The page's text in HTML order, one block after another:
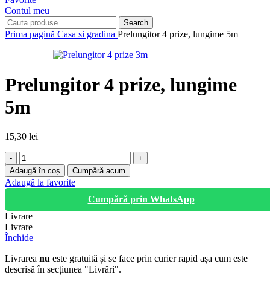
Contul meu
Search
Prima pagină Casa si gradina Prelungitor 4 prize, lungime 5m
Prelungitor 4 prize, lungime
5m
15,30 lei
Cantitate
Prelungitor
4
prize,
5m
Adaugă în coș Cumpără acum
Adaugă la favorite
Cumpără prin WhatsApp
Livrare
Livrare
Închide
Livrarea nu este gratuită și se face prin curier rapid așa cum este
descrisă în secțiunea "Livrări".